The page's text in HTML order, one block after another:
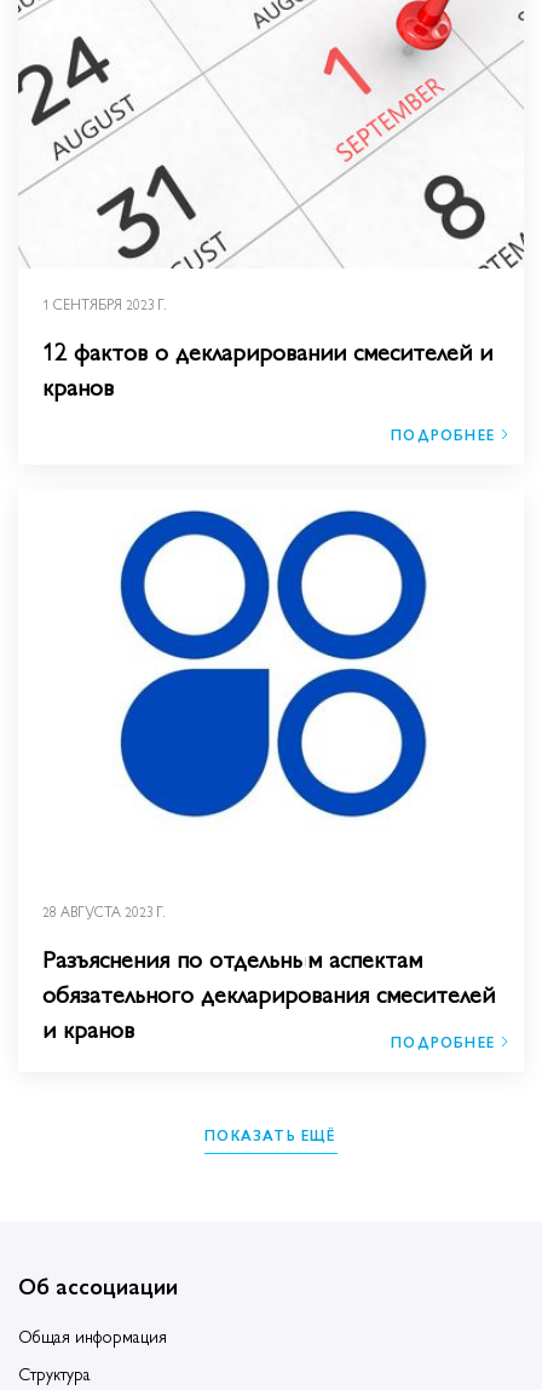
1 СЕНТЯБРЯ 2023 Г.
12 фактов о декларировании смесителей и
кранов
ПОДРОБНЕЕ
28 АВГУСТА 2023 Г.
​Разъяснения по отдельным аспектам
обязательного декларирования смесителей
и кранов
ПОДРОБНЕЕ
ПОКАЗАТЬ ЕЩЁ
Об ассоциации
Общая информация
Структура